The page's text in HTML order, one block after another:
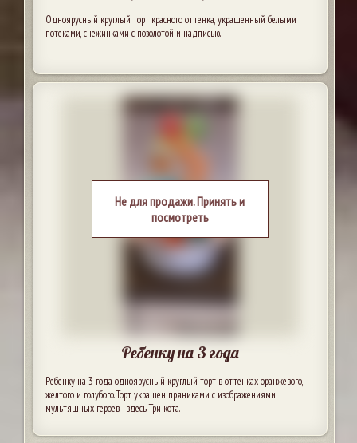
Одноярусный круглый торт красного оттенка, украшенный белыми
потеками, снежинками с позолотой и надписью.
Не для продажи. Принять и
посмотреть
Ребенку на 3 года
Ребенку на 3 года одноярусный круглый торт в оттенках оранжевого,
желтого и голубого. Торт украшен пряниками с изображениями
мультяшных героев - здесь Три кота.